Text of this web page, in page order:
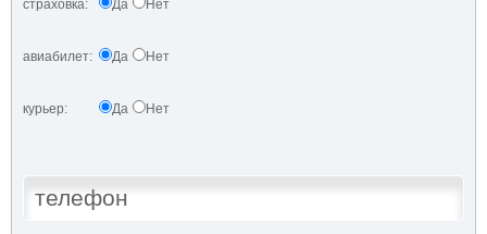
страховка: Да Нет
авиабилет: Да Нет
курьер: Да Нет